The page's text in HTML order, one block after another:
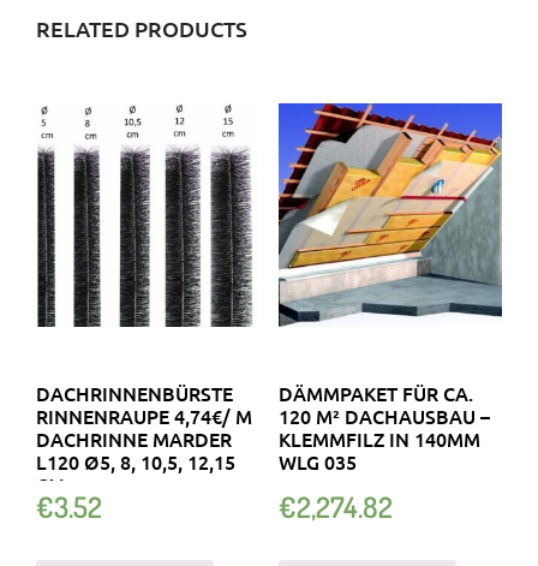
RELATED PRODUCTS
DACHRINNENBÜRSTE
RINNENRAUPE 4,74€/ M
DACHRINNE MARDER
L120 Ø5, 8, 10,5, 12,15
CM
€3.52
DÄMMPAKET FÜR CA.
120 M² DACHAUSBAU –
KLEMMFILZ IN 140MM
WLG 035
€2,274.82